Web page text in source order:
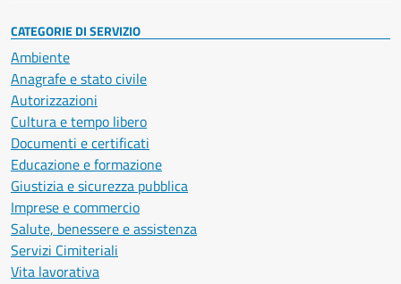
CATEGORIE DI SERVIZIO
Ambiente
Anagrafe e stato civile
Autorizzazioni
Cultura e tempo libero
Documenti e certificati
Educazione e formazione
Giustizia e sicurezza pubblica
Imprese e commercio
Salute, benessere e assistenza
Servizi Cimiteriali
Vita lavorativa